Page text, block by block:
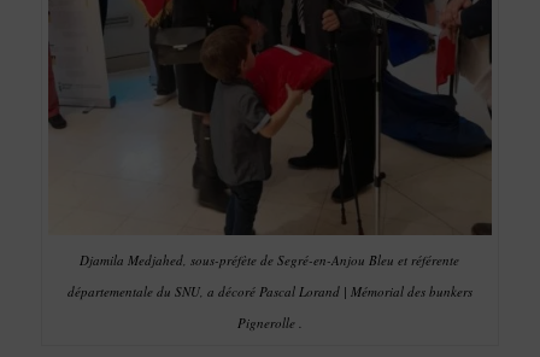
Djamila Medjahed, sous-préfète de Segré-en-Anjou Bleu et référente
départementale du SNU, a décoré Pascal Lorand | Mémorial des bunkers
Pignerolle .